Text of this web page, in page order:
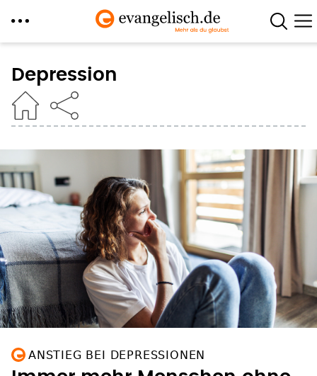
zum
Inhalt
Depression
ANSTIEG BEI DEPRESSIONEN